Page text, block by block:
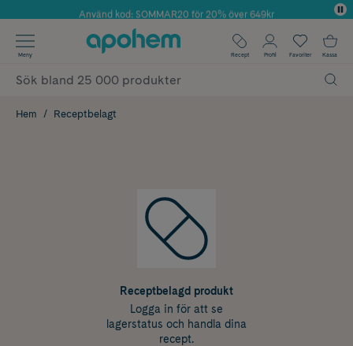
Årets Butik 2025 inom Skönhet
Använd kod: SOMMAR20 för 20% över 649kr
✓ Fri frakt
✓ Poäng på alla köp*
Meny Recept Profil Favoriter Kassa
Hem Receptbelagt
Receptbelagd produkt
Logga in för att se
lagerstatus och handla dina
recept.